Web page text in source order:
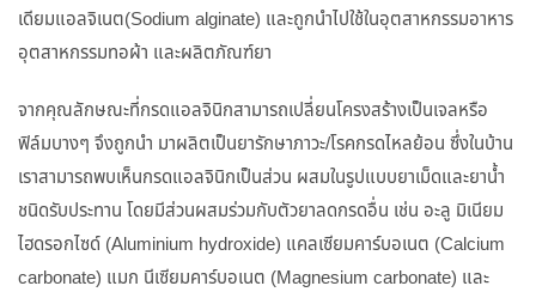
เดียมแอลจิเนต(Sodium alginate) และถูกนำไปใช้ในอุตสาหกรรมอาหาร
อุตสาหกรรมทอผ้า และผลิตภัณฑ์ยา
จากคุณลักษณะที่กรดแอลจินิกสามารถเปลี่ยนโครงสร้างเป็นเจลหรือ
ฟิล์มบางๆ จึงถูกนำ มาผลิตเป็นยารักษาภาวะ/โรคกรดไหลย้อน ซึ่งในบ้าน
เราสามารถพบเห็นกรดแอลจินิกเป็นส่วน ผสมในรูปแบบยาเม็ดและยาน้ำ
ชนิดรับประทาน โดยมีส่วนผสมร่วมกับตัวยาลดกรดอื่น เช่น อะลู มิเนียม
ไฮดรอกไซด์ (Aluminium hydroxide) แคลเซียมคาร์บอเนต (Calcium
carbonate) แมก นีเซียมคาร์บอเนต (Magnesium carbonate) และ